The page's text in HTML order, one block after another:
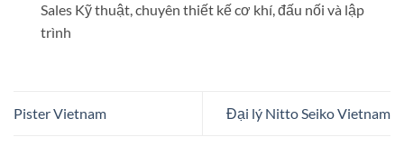
Sales Kỹ thuật, chuyên thiết kế cơ khí, đấu nối và lập
trình
Pister Vietnam Đại lý Nitto Seiko Vietnam